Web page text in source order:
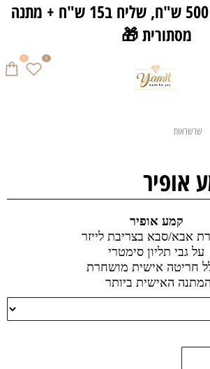
בכל רכישה מעל 500 ש"ח, שליח ב15 ש"ח + מתנה
מסתורית 🎁
0 0
שרשראות
אופיר
קמע אופיר
אבא/סבא בצריבת לייזר
על גבי תליון סימטרי
חריטה אישית מושחרת
המתנה האישית ביותר